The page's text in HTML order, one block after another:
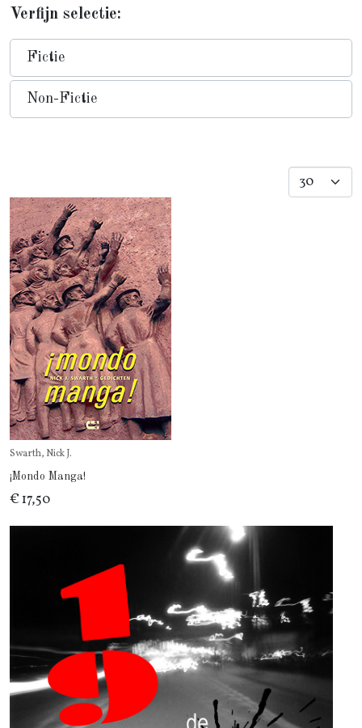
Verfijn selectie:
Fictie
Non-Fictie
Toon #
Swarth, Nick J.
¡Mondo Manga!
€ 17,50